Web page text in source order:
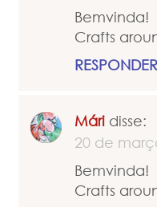
Bemvinda!
Crafts
RESPONDER
Mári disse:
20 de
Bemvinda!
Crafts